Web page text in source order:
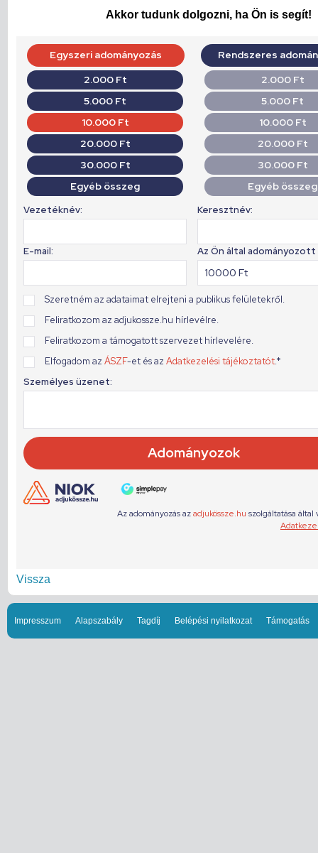
Akkor tudunk dolgozni, ha Ön is segít!
Vissza
Impresszum Alapszabály Tagdíj Belépési nyilatkozat Támogatás